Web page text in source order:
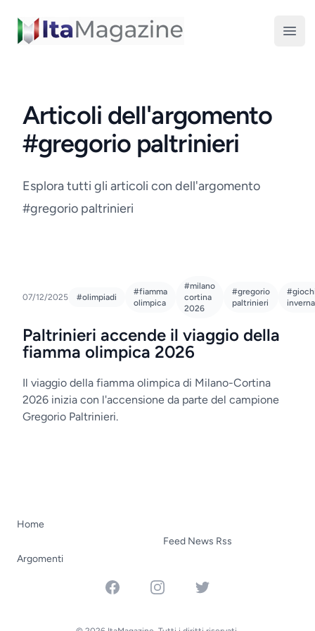
ItaMagazine
Articoli dell'argomento
#gregorio paltrinieri
Esplora tutti gli articoli con dell'argomento
#gregorio paltrinieri
07/12/2025 #olimpiadi
#fiamma
olimpica
#milano
cortina
2026
#gregorio
paltrinieri
Paltrinieri accende il viaggio della
fiamma olimpica 2026
Il viaggio della fiamma olimpica di Milano-Cortina
2026 inizia con l'accensione da parte del campione
Gregorio Paltrinieri.
Home
Argomenti
Feed News Rss
FacebookInstagramTwitter